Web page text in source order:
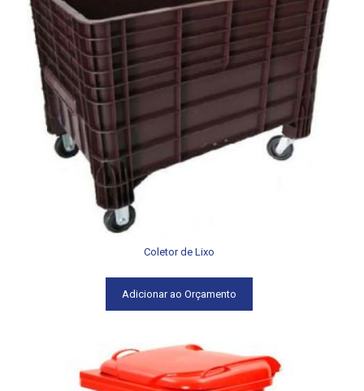
Coletor de Lixo
Adicionar ao Orçamento